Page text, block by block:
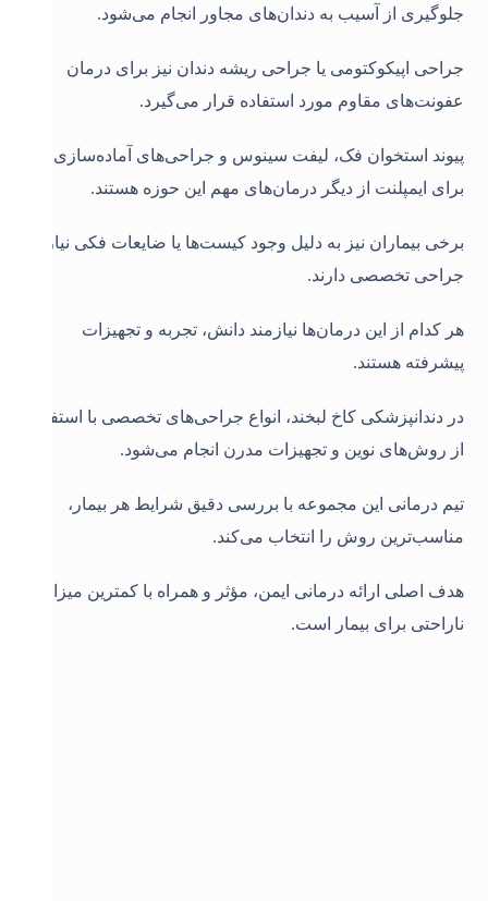
جلوگیری از آسیب به دندان‌های مجاور انجام می‌شود.
جراحی اپیکوکتومی یا جراحی ریشه دندان نیز برای درمان
عفونت‌های مقاوم مورد استفاده قرار می‌گیرد.
پیوند استخوان فک، لیفت سینوس و جراحی‌های آماده‌سازی
برای ایمپلنت از دیگر درمان‌های مهم این حوزه هستند.
برخی بیماران نیز به دلیل وجود کیست‌ها یا ضایعات فکی نیاز به
جراحی تخصصی دارند.
هر کدام از این درمان‌ها نیازمند دانش، تجربه و تجهیزات
پیشرفته هستند.
در دندانپزشکی کاخ لبخند، انواع جراحی‌های تخصصی با استفاده
از روش‌های نوین و تجهیزات مدرن انجام می‌شود.
تیم درمانی این مجموعه با بررسی دقیق شرایط هر بیمار،
مناسب‌ترین روش را انتخاب می‌کند.
هدف اصلی ارائه درمانی ایمن، مؤثر و همراه با کمترین میزان
ناراحتی برای بیمار است.